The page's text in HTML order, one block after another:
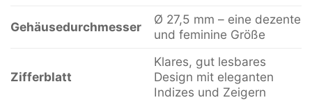
Gehäusedurchmesser
Ø 27,5 mm – eine dezente
und feminine Größe
Zifferblatt
Klares, gut lesbares
Design mit eleganten
Indizes und Zeigern